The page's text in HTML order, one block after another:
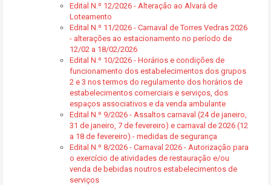
Edital N.º 12/2026 - Alteração ao Alvará de
Loteamento
Edital N.º 11/2026 - Carnaval de Torres Vedras 2026
- alterações ao estacionamento no período de
12/02 a 18/02/2026
Edital N.º 10/2026 - Horários e condições de
funcionamento dos estabelecimentos dos grupos
2 e 3 nos termos do regulamento dos horários de
estabelecimentos comerciais e serviços, dos
espaços associativos e da venda ambulante
Edital N.º 9/2026 - Assaltos carnaval (24 de janeiro,
31 de janeiro, 7 de fevereiro) e carnaval de 2026 (12
a 18 de fevereiro) - medidas de segurança
Edital N.º 8/2026 - Carnaval 2026 - Autorização para
o exercício de atividades de restauração e/ou
venda de bebidas noutros estabelecimentos de
serviços